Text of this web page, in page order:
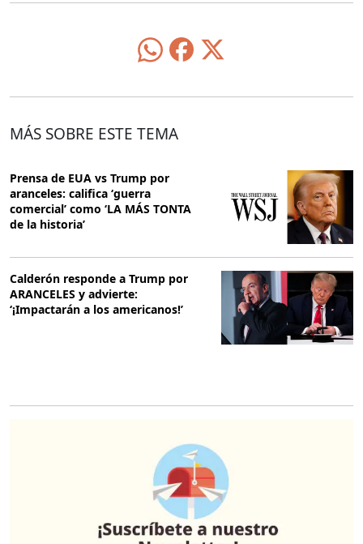
MÁS SOBRE ESTE TEMA
Prensa de EUA vs Trump por
aranceles: califica ‘guerra
comercial’ como ‘LA MÁS TONTA
de la historia’
Calderón responde a Trump por
ARANCELES y advierte:
‘¡Impactarán a los americanos!’